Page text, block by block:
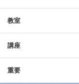
教室
講座
重要